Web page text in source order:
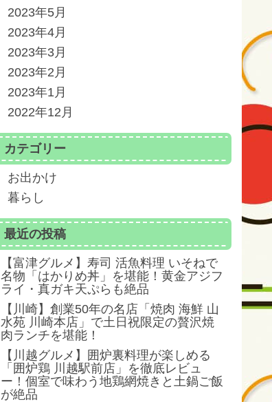
2023年5月
2023年4月
2023年3月
2023年2月
2023年1月
2022年12月
カテゴリー
お出かけ
暮らし
最近の投稿
【富津グルメ】寿司 活魚料理 いそねで
名物「はかりめ丼」を堪能！黄金アジフ
ライ・真ガキ天ぷらも絶品
【川崎】創業50年の名店「焼肉 海鮮 山
水苑 川崎本店」で土日祝限定の贅沢焼
肉ランチを堪能！
【川越グルメ】囲炉裏料理が楽しめる
「囲炉鶏 川越駅前店」を徹底レビュ
ー！個室で味わう地鶏網焼きと土鍋ご飯
が絶品